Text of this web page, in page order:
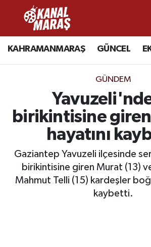
KAHRAMANMARAŞ GÜNCEL
GÜNDEM
birikintisine
hayatını
Gaziantep Yavuzeli ilçesinde
birikintisine giren Murat (13)
Mahmut Telli (15) kardeşler
kaybetti.
CANLI YAYIN
KAHRAMANMARAŞ
SPOR
SİYASET
EKONOMİ
Kahramanmaraş Nöbetçi
Kahramanmaraş Hava Durumu
Kahramanmaraş Namaz
Kahramanmaraş Trafik
Süper Lig Puan Durumu ve
Tüm Manşetler
Son Dakika Haberleri